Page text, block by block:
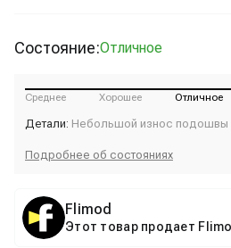
Состояние:Отличное
Среднее Хорошее Отличное
Детали: Небольшой износ подошвы
Подробнее об состояниях
Flimod
Этот товар продает